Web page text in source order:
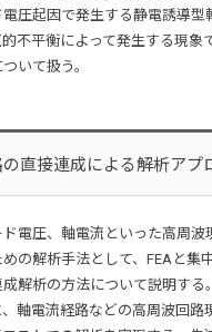
圧起因で発生する静電誘導型
不平衡によって発生する現象
いて扱う。
の直接連成による解析アプ
電圧、軸電流といった高周波
の解析手法として、FEAと集
解析の方法について説明する
軸電流経路などの高周波回路